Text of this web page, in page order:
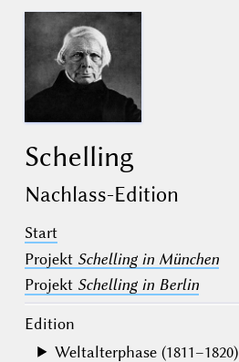
Schelling
Nachlass-Edition
Start
Projekt Schelling in München
Projekt Schelling in Berlin
Edition
Weltalterphase (1811–1820)